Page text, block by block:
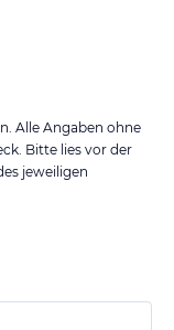
Alle Angaben ohne
Bitte lies vor der
jeweiligen